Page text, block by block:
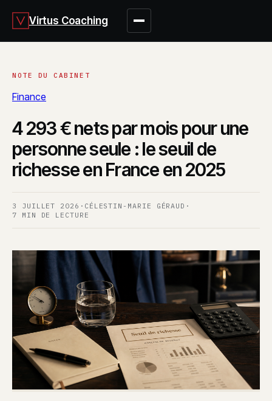
Virtus Coaching
Finance
4 293 € nets par mois pour une
personne seule : le seuil de
richesse en France en 2025
3 JUILLET 2026 · CÉLESTIN-MARIE GÉRAUD ·
7 MIN DE LECTURE